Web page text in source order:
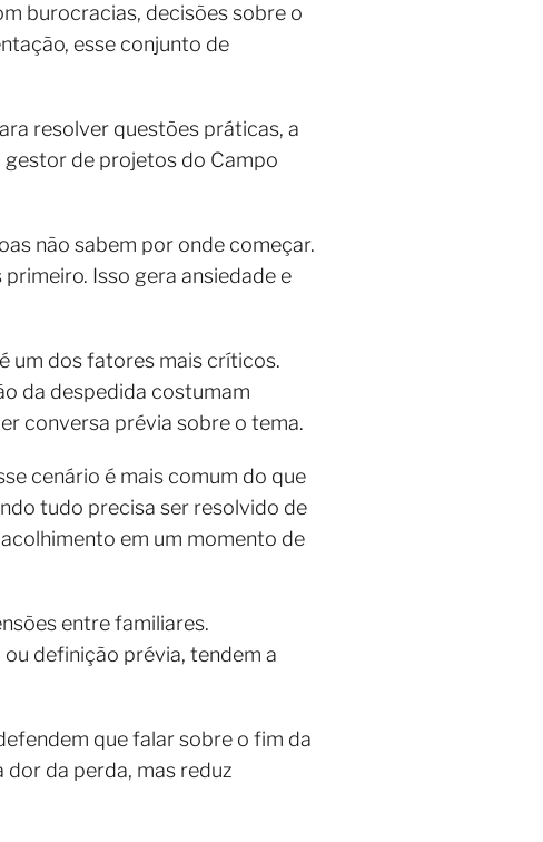
burocracias, decisões sobre o
esse conjunto de
resolver questões práticas, a
de projetos do Campo
não sabem por onde começar.
Isso gera ansiedade e
um dos fatores mais críticos.
da despedida costumam
conversa prévia sobre o tema.
cenário é mais comum do que
tudo precisa ser resolvido de
em um momento de
entre familiares.
definição prévia, tendem a
que falar sobre o fim da
da perda, mas reduz